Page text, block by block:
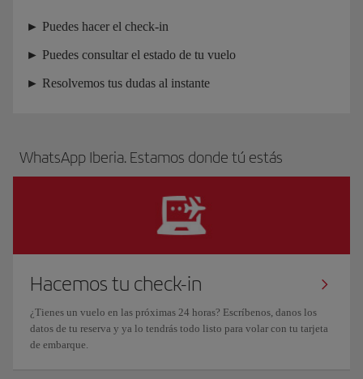
► Puedes hacer el check-in
► Puedes consultar el estado de tu vuelo
► Resolvemos tus dudas al instante
WhatsApp Iberia. Estamos donde tú estás
Hacemos tu check-in
¿Tienes un vuelo en las próximas 24 horas? Escríbenos, danos los
datos de tu reserva y ya lo tendrás todo listo para volar con tu tarjeta
de embarque.